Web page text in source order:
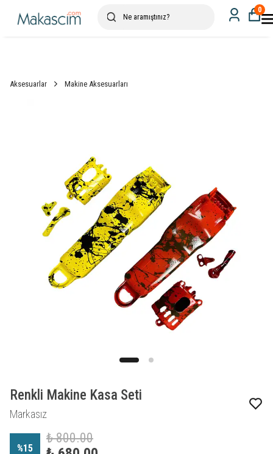
0
Aksesuarlar Makine Aksesuarları
Markasız
Renkli Makine Kasa Seti
%15
₺ 800.00